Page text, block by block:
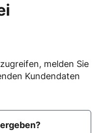
melden Sie
Kundendaten